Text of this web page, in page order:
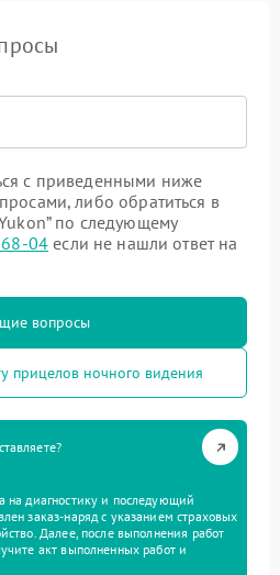
с приведенными ниже
либо обратиться в
по следующему
04 если не нашли ответ на
вопросы
прицелов ночного видения
на диагностику и последующий
заказ-наряд с указанием страховых
Далее, после выполнения работ
акт выполненных работ и